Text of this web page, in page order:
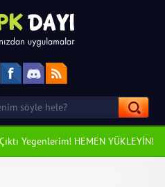
Yegenlerim! HEMEN YÜKLEYİN!